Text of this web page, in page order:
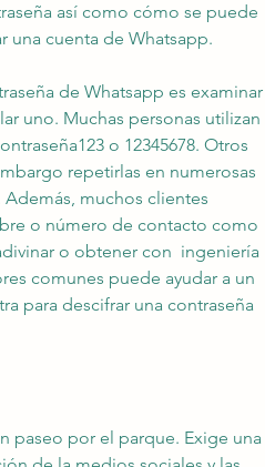
así como cómo se puede
una cuenta de Whatsapp.
de Whatsapp es examinar
uno. Muchas personas utilizan
o 12345678. Otros
repetirlas en numerosas
muchos clientes
o número de contacto como
o obtener con  ingeniería
comunes puede ayudar a un
para descifrar una contraseña
paseo por el parque. Exige una